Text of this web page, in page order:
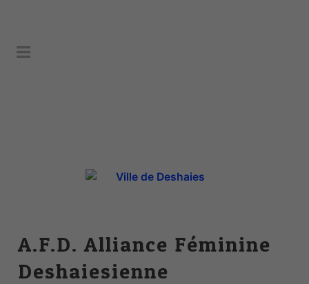
A.F.D. Alliance Féminine
Deshaiesienne